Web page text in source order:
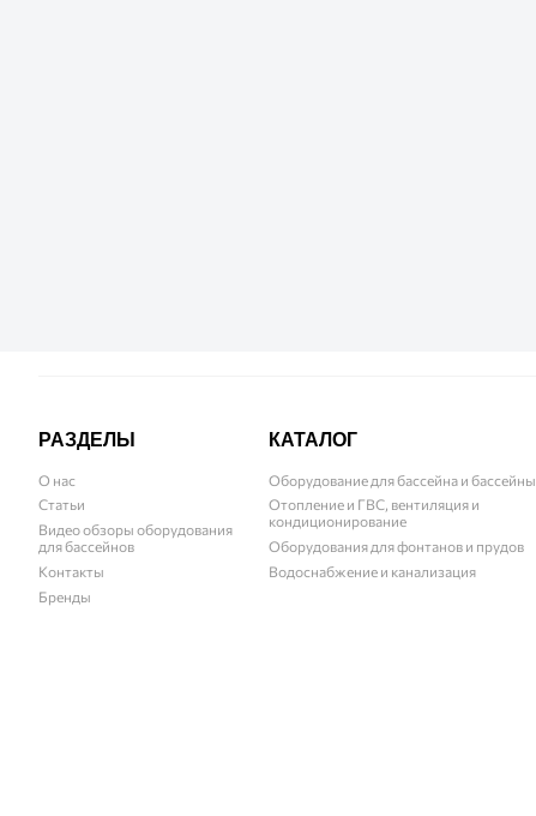
РАЗДЕЛЫ
О нас
Статьи
Видео обзоры оборудования
для бассейнов
Контакты
Бренды
КАТАЛОГ
Оборудование для бассейна и бассейны
Отопление и ГВС, вентиляция и
кондиционирование
Оборудования для фонтанов и прудов
Водоснабжение и канализация